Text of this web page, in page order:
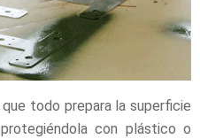
todo prepara la superficie
con plástico o